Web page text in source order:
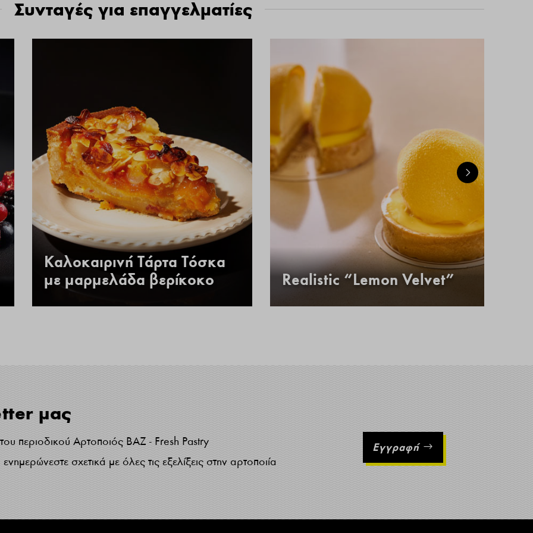
Συνταγές για επαγγελματίες
Καλοκαιρινή Τάρτα Τόσκα
με μαρμελάδα βερίκοκο
Realistic “Lemon Velvet”
μας
περιοδικού Αρτοποιός ΒΑΖ - Fresh Pastry
σχετικά με όλες τις εξελίξεις στην αρτοποιία
Εγγραφή